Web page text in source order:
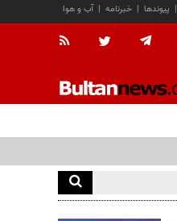
آب و هوا | خبرنامه | پیوندها |